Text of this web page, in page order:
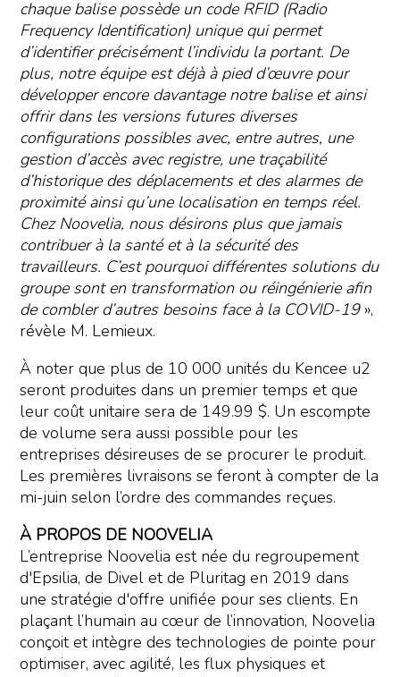
chaque balise possède un code RFID (Radio
Frequency Identification) unique qui permet
d’identifier précisément l’individu la portant. De
plus, notre équipe est déjà à pied d’œuvre pour
développer encore davantage notre balise et ainsi
offrir dans les versions futures diverses
configurations possibles avec, entre autres, une
gestion d’accès avec registre, une traçabilité
d’historique des déplacements et des alarmes de
proximité ainsi qu’une localisation en temps réel.
Chez Noovelia, nous désirons plus que jamais
contribuer à la santé et à la sécurité des
travailleurs. C’est pourquoi différentes solutions du
groupe sont en transformation ou réingénierie afin
de combler d’autres besoins face à la COVID-19»,
révèle M. Lemieux.
À noter que plus de 10 000 unités du Kencee u2
seront produites dans un premier temps et que
leur coût unitaire sera de 149.99 $. Un escompte
de volume sera aussi possible pour les
entreprises désireuses de se procurer le produit.
Les premières livraisons se feront à compter de la
mi-juin selon l’ordre des commandes reçues.
À PROPOS DE NOOVELIA
L’entreprise Noovelia est née du regroupement
d'Epsilia, de Divel et de Pluritag en 2019 dans
une stratégie d'offre unifiée pour ses clients. En
plaçant l’humain au cœur de l’innovation, Noovelia
conçoit et intègre des technologies de pointe pour
optimiser, avec agilité, les flux physiques et